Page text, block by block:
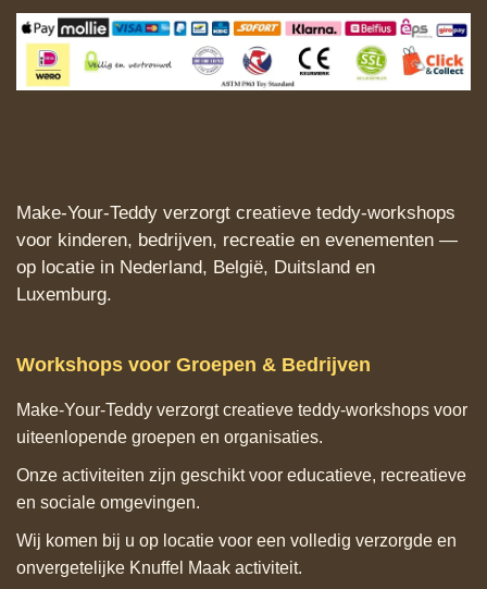
Make‑Your‑Teddy verzorgt creatieve teddy‑workshops
voor kinderen, bedrijven, recreatie en evenementen —
op locatie in Nederland, België, Duitsland en
Luxemburg.
Workshops voor Groepen & Bedrijven
Make‑Your‑Teddy verzorgt creatieve teddy‑workshops voor
uiteenlopende groepen en organisaties.
Onze activiteiten zijn geschikt voor educatieve, recreatieve
en sociale omgevingen.
Wij komen bij u op locatie voor een volledig verzorgde en
onvergetelijke Knuffel Maak activiteit.